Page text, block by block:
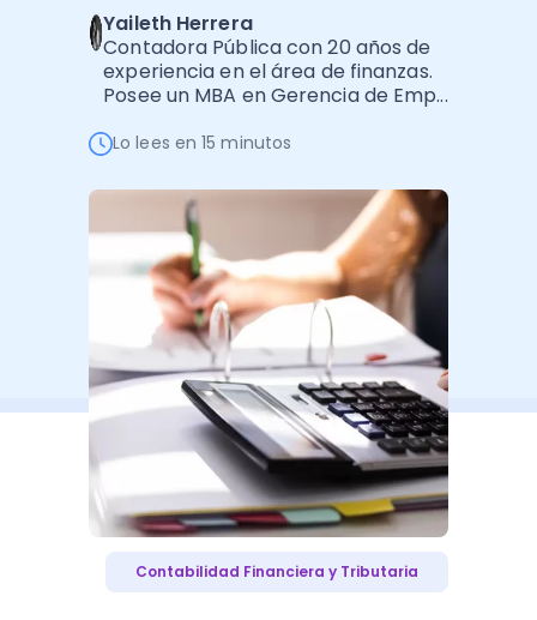
Administración Empresarial
Ver todo
Software Factura y Administración
Ver Todo
Yaileth Herrera
Contadora Pública con 20 años de
experiencia en el área de finanzas.
Posee un MBA en Gerencia de Emp...
Lo lees en 15 minutos
Contabilidad Financiera y Tributaria